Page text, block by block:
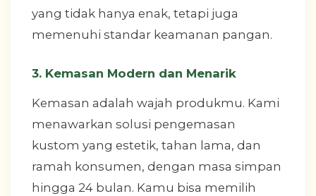
yang tidak hanya enak, tetapi juga
memenuhi standar keamanan pangan.
3. Kemasan Modern dan Menarik
Kemasan adalah wajah produkmu. Kami
menawarkan solusi pengemasan
kustom yang estetik, tahan lama, dan
ramah konsumen, dengan masa simpan
hingga 24 bulan. Kamu bisa memilih